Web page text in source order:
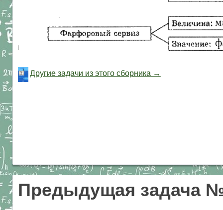
Другие задачи из этого сборника →
Предыдущая задача